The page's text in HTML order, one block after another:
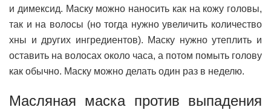
и димексид. Маску можно наносить как на кожу головы,
так и на волосы (но тогда нужно увеличить количество
хны и других ингредиентов). Маску нужно утеплить и
оставить на волосах около часа, а потом помыть голову
как обычно. Маску можно делать один раз в неделю.
Масляная маска против выпадения